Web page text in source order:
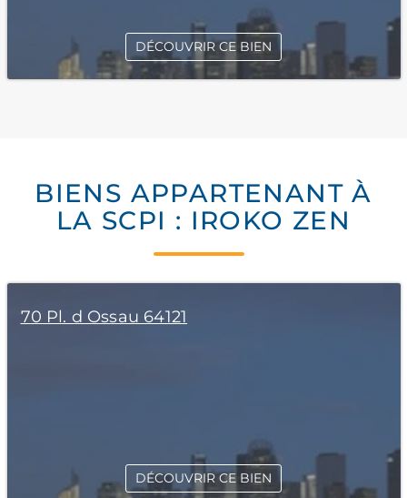
DÉCOUVRIR CE BIEN
BIENS APPARTENANT À
LA SCPI : IROKO ZEN
70 Pl. d Ossau 64121
DÉCOUVRIR CE BIEN